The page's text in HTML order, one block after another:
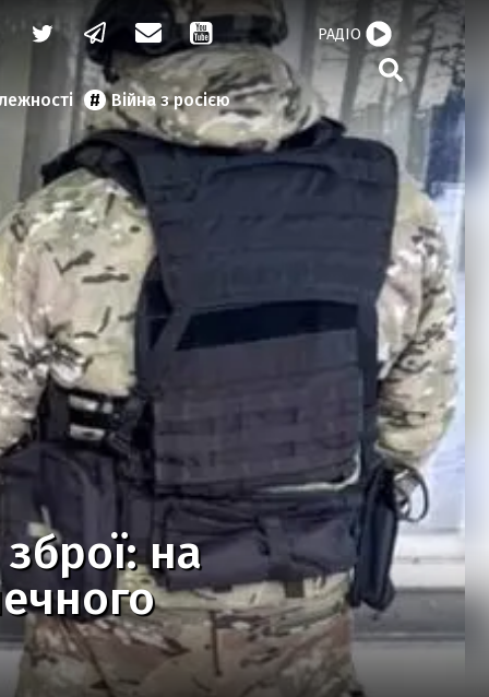
Війна з росією
РАДІО
на